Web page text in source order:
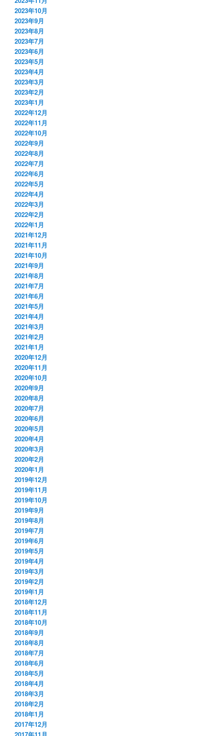
2023年10月
2023年9月
2023年8月
2023年7月
2023年6月
2023年5月
2023年4月
2023年3月
2023年2月
2023年1月
2022年12月
2022年11月
2022年10月
2022年9月
2022年8月
2022年7月
2022年6月
2022年5月
2022年4月
2022年3月
2022年2月
2022年1月
2021年12月
2021年11月
2021年10月
2021年9月
2021年8月
2021年7月
2021年6月
2021年5月
2021年4月
2021年3月
2021年2月
2021年1月
2020年12月
2020年11月
2020年10月
2020年9月
2020年8月
2020年7月
2020年6月
2020年5月
2020年4月
2020年3月
2020年2月
2020年1月
2019年12月
2019年11月
2019年10月
2019年9月
2019年8月
2019年7月
2019年6月
2019年5月
2019年4月
2019年3月
2019年2月
2019年1月
2018年12月
2018年11月
2018年10月
2018年9月
2018年8月
2018年7月
2018年6月
2018年5月
2018年4月
2018年3月
2018年2月
2018年1月
2017年12月